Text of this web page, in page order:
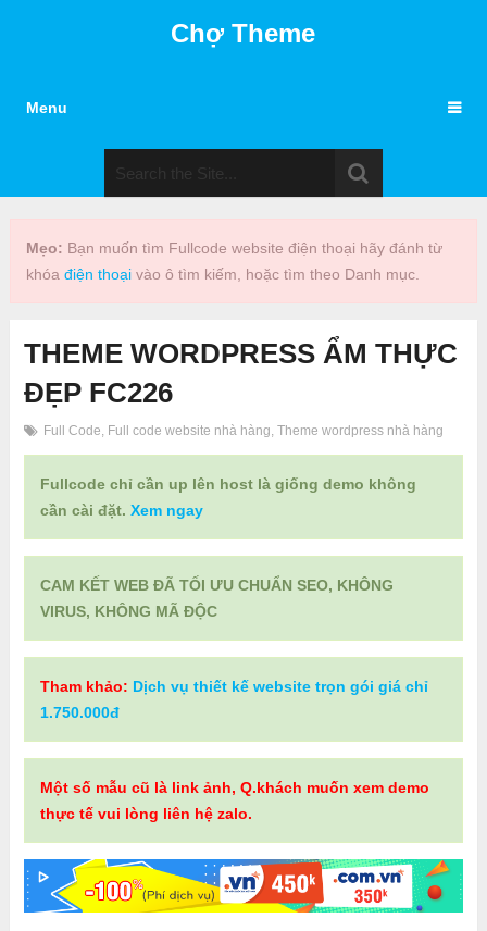
Chợ Theme
Menu
Mẹo: Bạn muốn tìm Fullcode website điện thoại hãy đánh từ
khóa điện thoạivào ô tìm kiếm, hoặc tìm theo Danh mục.
THEME WORDPRESS ẨM THỰC
ĐẸP FC226
Full Code, Full code website nhà hàng, Theme wordpress nhà hàng
Fullcode chỉ cần up lên host là giống demo không
cần cài đặt. Xem ngay
CAM KẾT WEB ĐÃ TỐI ƯU CHUẨN SEO, KHÔNG
VIRUS, KHÔNG MÃ ĐỘC
Tham khảo: Dịch vụ thiết kế website trọn gói giá chỉ
1.750.000đ
Một số mẫu cũ là link ảnh, Q.khách muốn xem demo
thực tế vui lòng liên hệ zalo.